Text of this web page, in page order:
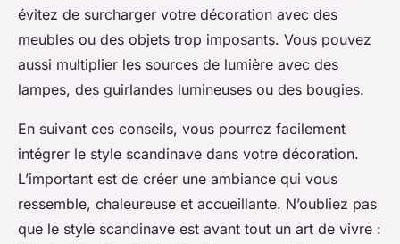
évitez de surcharger votre décoration avec des
meubles ou des objets trop imposants. Vous pouvez
aussi multiplier les sources de lumière avec des
lampes, des guirlandes lumineuses ou des bougies.
En suivant ces conseils, vous pourrez facilement
intégrer le style scandinave dans votre décoration.
L’important est de créer une ambiance qui vous
ressemble, chaleureuse et accueillante. N’oubliez pas
que le style scandinave est avant tout un art de vivre :